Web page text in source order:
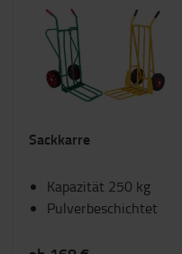
Sackkarre
Kapazität 250 kg
Pulverbeschichtet